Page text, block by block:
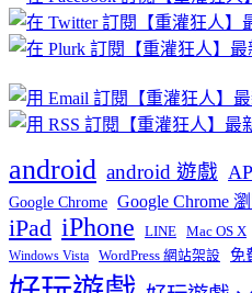
分
類
android android 遊戲
Google Chrome Google Chrome
iPad iPhone LINE Mac OS X
Windows Vista WordPress 網站架設 免